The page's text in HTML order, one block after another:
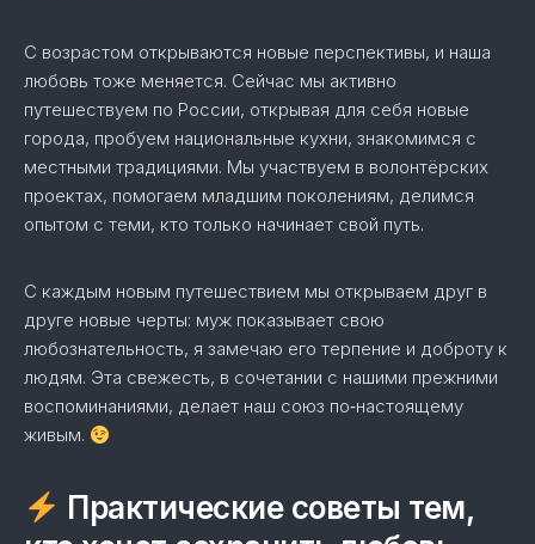
С возрастом открываются новые перспективы, и наша
любовь тоже меняется. Сейчас мы активно
путешествуем по России, открывая для себя новые
города, пробуем национальные кухни, знакомимся с
местными традициями. Мы участвуем в волонтёрских
проектах, помогаем младшим поколениям, делимся
опытом с теми, кто только начинает свой путь.
С каждым новым путешествием мы открываем друг в
друге новые черты: муж показывает свою
любознательность, я замечаю его терпение и доброту к
людям. Эта свежесть, в сочетании с нашими прежними
воспоминаниями, делает наш союз по‑настоящему
живым.
Практические советы тем,